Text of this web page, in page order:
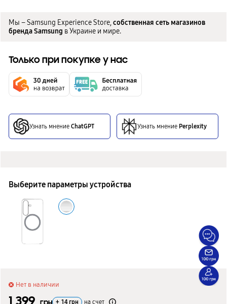
Мы – Samsung Experience Store,собственная сеть магазинов
бренда Samsung в Украине и мире.
Только при покупке у нас
Узнать мнение ChatGPT Узнать мнение Perplexity
Выберите параметры устройства
Нет в наличии
1 399 + 14 грн на счет